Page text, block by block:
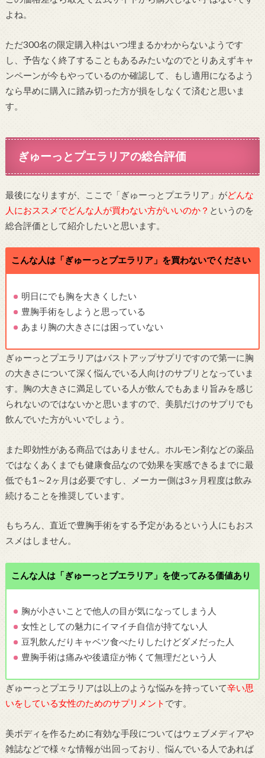
よね。
ただ300名の限定購入枠はいつ埋まるかわからないようです
し、予告なく終了することもあるみたいなのでとりあえずキャ
ンペーンが今もやっているのか確認して、もし適用になるよう
なら早めに購入に踏み切った方が損をしなくて済むと思いま
す。
ぎゅーっとプエラリアの総合評価
最後になりますが、ここで「ぎゅーっとプエラリア」がどんな
人におススメでどんな人が買わない方がいいのか？ というのを
総合評価として紹介したいと思います。
こんな人は「ぎゅーっとプエラリア」を買わないでください
明日にでも胸を大きくしたい
豊胸手術をしようと思っている
あまり胸の大きさには困っていない
ぎゅーっとプエラリアはバストアップサプリですので第一に胸
の大きさについて深く悩んでいる人向けのサプリとなっていま
す。胸の大きさに満足している人が飲んでもあまり旨みを感じ
られないのではないかと思いますので、美肌だけのサプリでも
飲んでいた方がいいでしょう。
また即効性がある商品ではありません。ホルモン剤などの薬品
ではなくあくまでも健康食品なので効果を実感できるまでに最
低でも1～2ヶ月は必要ですし、メーカー側は3ヶ月程度は飲み
続けることを推奨しています。
もちろん、直近で豊胸手術をする予定があるという人にもおス
スメはしません。
こんな人は「ぎゅーっとプエラリア」を使ってみる価値あり
胸が小さいことで他人の目が気になってしまう人
女性としての魅力にイマイチ自信が持てない人
豆乳飲んだりキャベツ食べたりしたけどダメだった人
豊胸手術は痛みや後遺症が怖くて無理だという人
ぎゅーっとプエラリアは以上のような悩みを持っていて辛い思
いをしている女性のためのサプリメント です。
美ボディを作るために有効な手段についてはウェブメディアや
雑誌などで様々な情報が出回っており、悩んでいる人であれば